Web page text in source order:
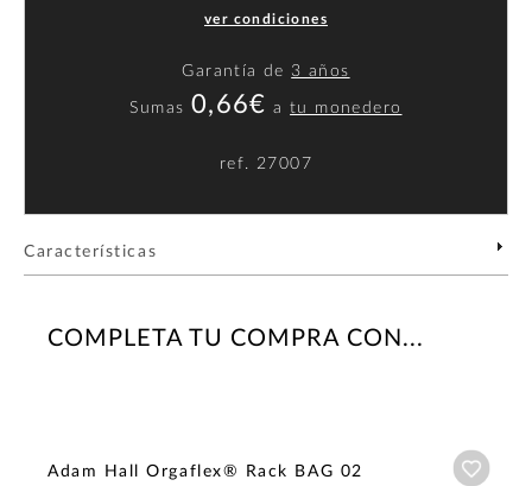
ver condiciones
Garantía de 3 años
Sumas 0,66€ atu monedero
ref. 27007
Características
COMPLETA TU COMPRA CON...
Adam Hall Orgaflex® Rack BAG 02